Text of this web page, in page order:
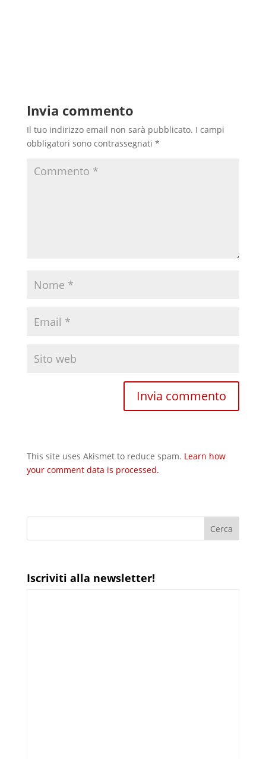
Invia commento
Il tuo indirizzo email non sarà pubblicato. I campi
obbligatori sono contrassegnati *
This site uses Akismet to reduce spam. Learn how
your comment data is processed.
Iscriviti alla newsletter!